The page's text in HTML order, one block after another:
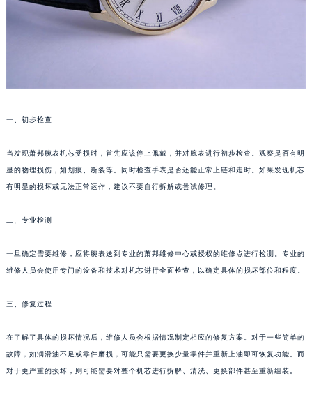
一、初步检查
当发现萧邦腕表机芯受损时，首先应该停止佩戴，并对腕表进行初步检查。观察是否有明
显的物理损伤，如划痕、断裂等。同时检查手表是否还能正常上链和走时。如果发现机芯
有明显的损坏或无法正常运作，建议不要自行拆解或尝试修理。
二、专业检测
一旦确定需要维修，应将腕表送到专业的萧邦维修中心或授权的维修点进行检测。专业的
维修人员会使用专门的设备和技术对机芯进行全面检查，以确定具体的损坏部位和程度。
三、修复过程
在了解了具体的损坏情况后，维修人员会根据情况制定相应的修复方案。对于一些简单的
故障，如润滑油不足或零件磨损，可能只需要更换少量零件并重新上油即可恢复功能。而
对于更严重的损坏，则可能需要对整个机芯进行拆解、清洗、更换部件甚至重新组装。